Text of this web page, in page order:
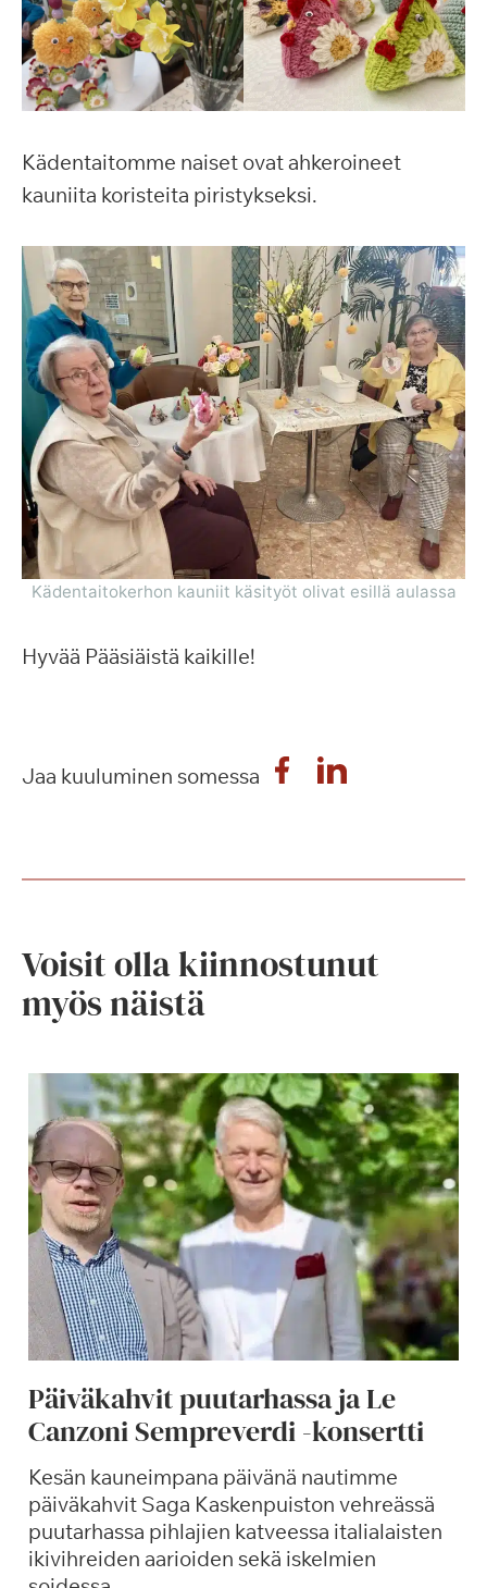
Kädentaitomme naiset ovat ahkeroineet
kauniita koristeita piristykseksi.
Kädentaitokerhon kauniit käsityöt olivat esillä aulassa
Hyvää Pääsiäistä kaikille!
Jaa kuuluminen somessa
Voisit olla kiinnostunut
myös näistä
Päiväkahvit puutarhassa ja Le
Canzoni Sempreverdi -konsertti
Kesän kauneimpana päivänä nautimme
päiväkahvit Saga Kaskenpuiston vehreässä
puutarhassa pihlajien katveessa italialaisten
ikivihreiden aarioiden sekä iskelmien